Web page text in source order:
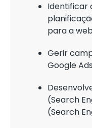
Identificar
para a
Gerir
Google
(Search
(Search